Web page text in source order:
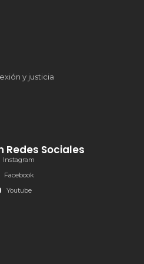
y justicia
Redes Sociales
Instagram
Facebook
Youtube